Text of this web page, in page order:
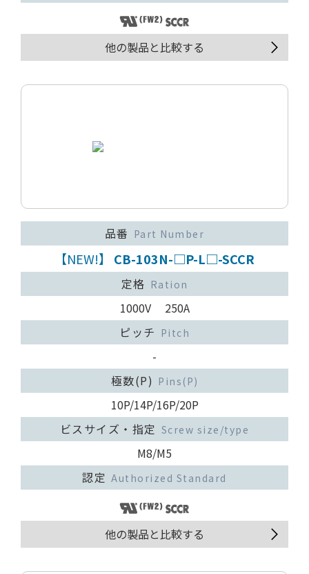
他の製品と比較する
品番 Part Number
【NEW!】 CB-103N-□P-L□-SCCR
定格 Ration
1000V 250A
ピッチ Pitch
-
極数(P) Pins(P)
10P/14P/16P/20P
ビスサイズ・指定 Screw size/type
M8/M5
認定 Authorized Standard
他の製品と比較する